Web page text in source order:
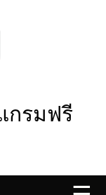
กรมฟรี